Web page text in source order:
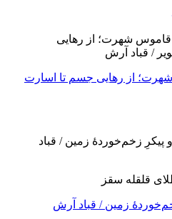
از رهایی جسم تا اسارت
قلقله سقز
زمین / قباد آرش